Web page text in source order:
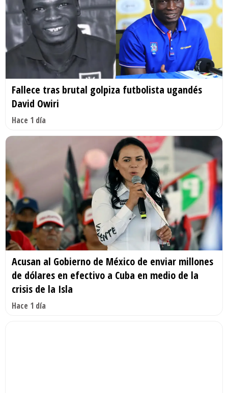
Fallece tras brutal golpiza futbolista ugandés
David Owiri
Hace 1 día
Acusan al Gobierno de México de enviar millones
de dólares en efectivo a Cuba en medio de la
crisis de la Isla
Hace 1 día